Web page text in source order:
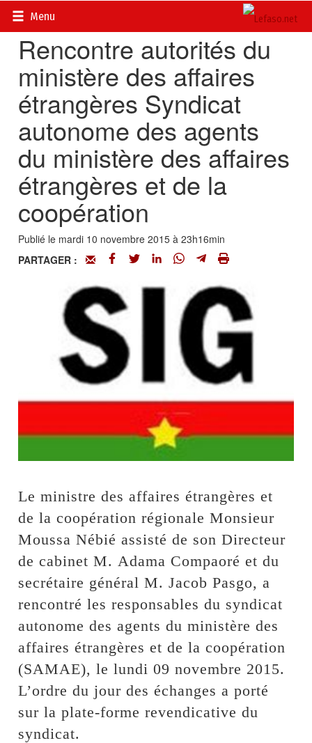
Menu
Accueil>
Rencontre autorités du
ministère des affaires
étrangères Syndicat
autonome des agents
du ministère des affaires
étrangères et de la
coopération
Publié le mardi 10 novembre 2015 à 23h16min
PARTAGER :
Le ministre des affaires étrangères et
de la coopération régionale Monsieur
Moussa Nébié assisté de son Directeur
de cabinet M. Adama Compaoré et du
secrétaire général M. Jacob Pasgo, a
rencontré les responsables du syndicat
autonome des agents du ministère des
affaires étrangères et de la coopération
(SAMAE), le lundi 09 novembre 2015.
L’ordre du jour des échanges a porté
sur la plate-forme revendicative du
syndicat.